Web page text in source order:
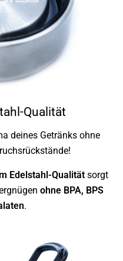
Qualität
deines Getränks ohne
Edelstahl-Qualität sorgt
ohne BPA, BPS
.